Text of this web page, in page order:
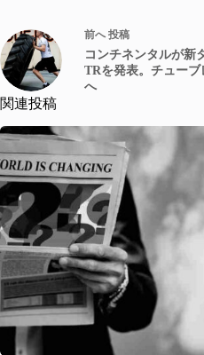
前へ投稿
コンチネンタルが新
TRを発表。チュー
へ
関連投稿